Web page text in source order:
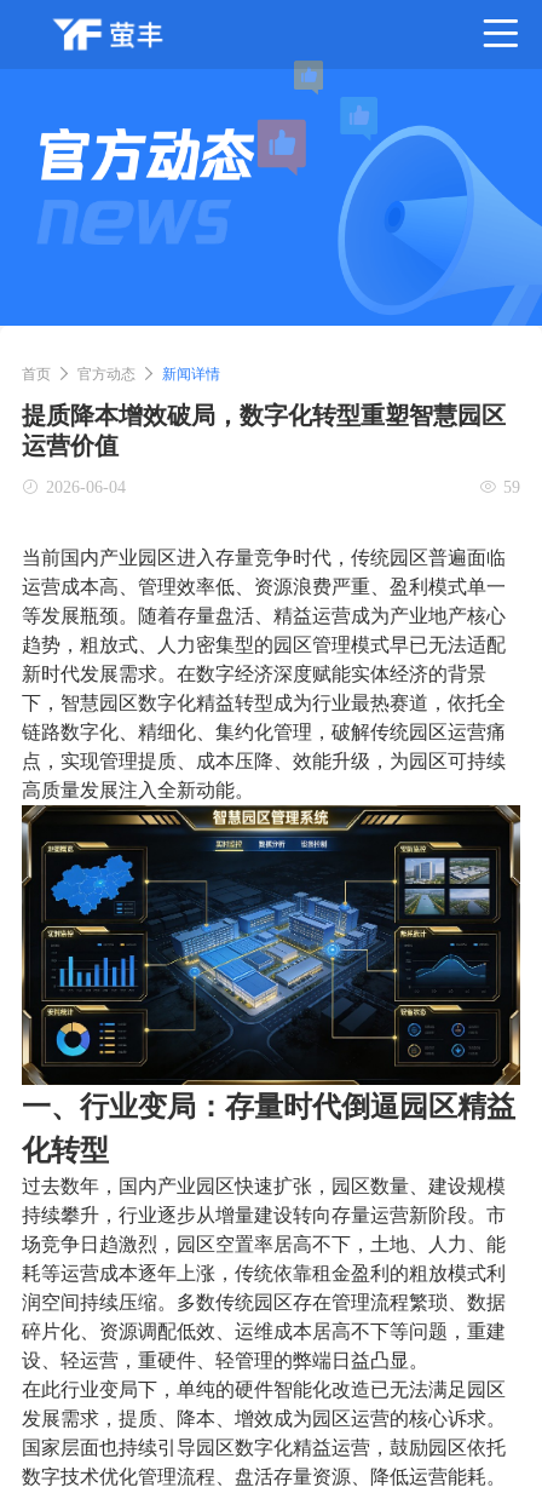
首页 官方动态 新闻详情
提质降本增效破局，数字化转型重塑智慧园区
运营价值
2026-06-04 59
当前国内产业园区进入存量竞争时代，传统园区普遍面临
运营成本高、管理效率低、资源浪费严重、盈利模式单一
等发展瓶颈。随着存量盘活、精益运营成为产业地产核心
趋势，粗放式、人力密集型的园区管理模式早已无法适配
新时代发展需求。在数字经济深度赋能实体经济的背景
下，智慧园区数字化精益转型成为行业最热赛道，依托全
链路数字化、精细化、集约化管理，破解传统园区运营痛
点，实现管理提质、成本压降、效能升级，为园区可持续
高质量发展注入全新动能。
一、行业变局：存量时代倒逼园区精益
化转型
过去数年，国内产业园区快速扩张，园区数量、建设规模
持续攀升，行业逐步从增量建设转向存量运营新阶段。市
场竞争日趋激烈，园区空置率居高不下，土地、人力、能
耗等运营成本逐年上涨，传统依靠租金盈利的粗放模式利
润空间持续压缩。多数传统园区存在管理流程繁琐、数据
碎片化、资源调配低效、运维成本居高不下等问题，重建
设、轻运营，重硬件、轻管理的弊端日益凸显。
在此行业变局下，单纯的硬件智能化改造已无法满足园区
发展需求，提质、降本、增效成为园区运营的核心诉求。
国家层面也持续引导园区数字化精益运营，鼓励园区依托
数字技术优化管理流程、盘活存量资源、降低运营能耗。